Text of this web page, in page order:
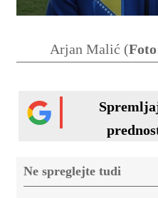
Arjan Malić (
Ne spreglejte tudi